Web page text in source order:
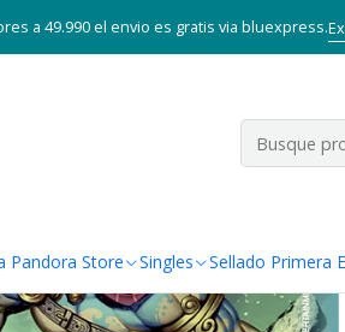
Pandora Store Singles Sellado Primera
a 49.990 el envio es gratis via bluexpress.
Inicio Juegos de cartas TCG Mitos y